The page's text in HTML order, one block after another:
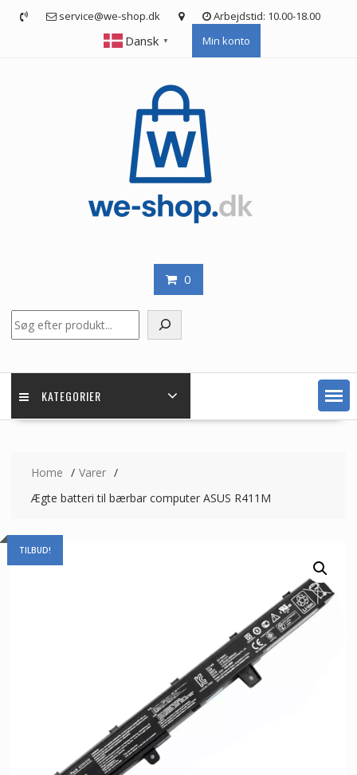
service@we-shop.dk Arbejdstid: 10.00-18.00
Dansk ▼ Min konto
0
KATEGORIER
Home
Varer
Ægte batteri til bærbar computer ASUS R411M
TILBUD!